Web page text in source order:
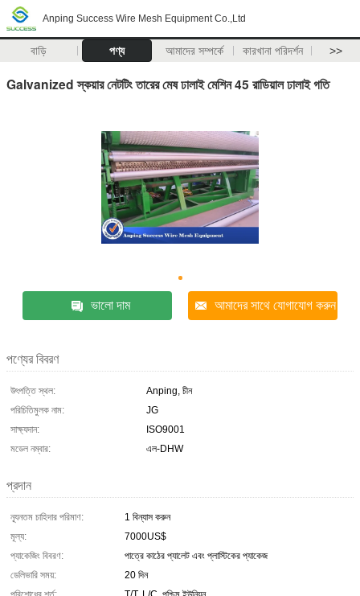
Anping Success Wire Mesh Equipment Co.,Ltd
বাড়ি পণ্য আমাদের সম্পর্কে কারখানা পরিদর্শন >>
Galvanized স্কয়ার নেটটিং তারের মেষ ঢালাই মেশিন 45 রাডিয়াল ঢালাই গতি
ভালো দাম আমাদের সাথে যোগাযোগ করুন
পণ্যের বিবরণ
উৎপত্তি স্থল:
Anping, চীন
পরিচিতিমুলক নাম:
JG
সাক্ষ্যদান:
ISO9001
মডেল নম্বার:
এল-DHW
প্রদান
ন্যূনতম চাহিদার পরিমাণ:
1 বিন্যাস করুন
মূল্য:
7000US$
প্যাকেজিং বিবরণ:
পাত্রে কাঠের প্যালেট এবং প্লাস্টিকের প্যাকেজ
ডেলিভারি সময়:
20 দিন